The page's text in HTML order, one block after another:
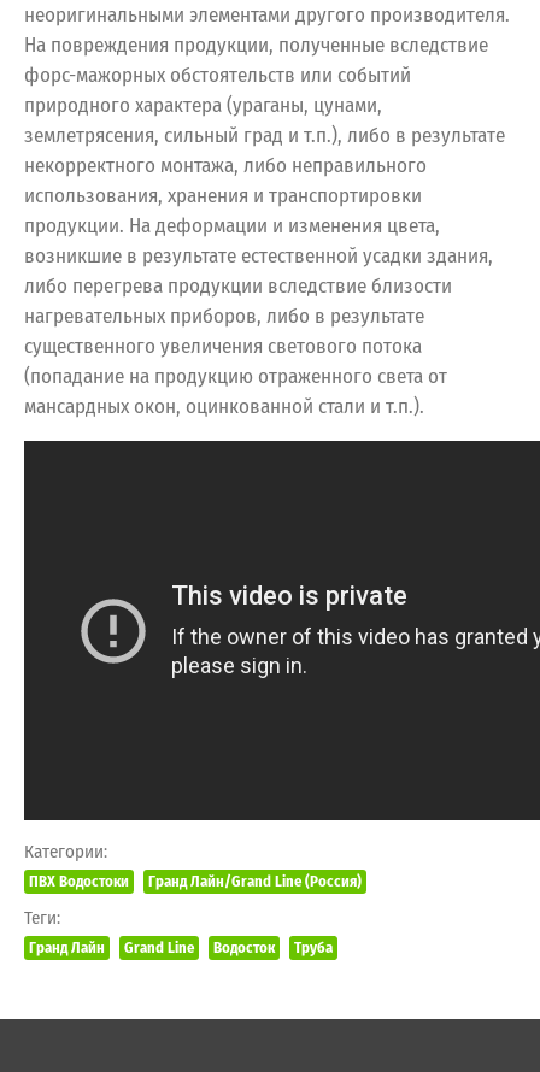
неоригинальными элементами другого производителя.
На повреждения продукции, полученные вследствие
форс-мажорных обстоятельств или событий
природного характера (ураганы, цунами,
землетрясения, сильный град и т.п.), либо в результате
некорректного монтажа, либо неправильного
использования, хранения и транспортировки
продукции. На деформации и изменения цвета,
возникшие в результате естественной усадки здания,
либо перегрева продукции вследствие близости
нагревательных приборов, либо в результате
существенного увеличения светового потока
(попадание на продукцию отраженного света от
мансардных окон, оцинкованной стали и т.п.).
Категории:
ПВХ Водостоки Гранд Лайн/Grand Line (Россия)
Теги:
Гранд Лайн Grand Line Водосток Труба